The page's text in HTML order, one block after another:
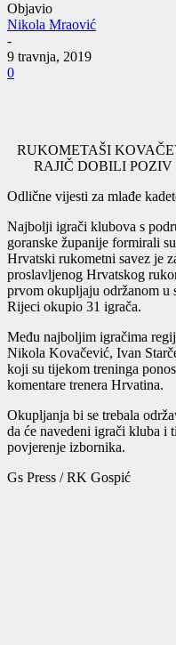
Objavio
Nikola Mraović
-
9 travnja, 2019
0
RUKOMETAŠI
RAJIČ DOBILI
Odlične vijesti za mlađe
Najbolji igrači klubova s
goranske županije formirali
Hrvatski rukometni savez je
proslavljenog Hrvatskog
prvom okupljaju održanom u
Rijeci okupio 31 igrača.
Među najboljim igračima
Nikola Kovačević, Ivan
koji su tijekom treninga
komentare trenera Hrvatina.
Okupljanja bi se trebala
da će navedeni igrači kluba i
povjerenje izbornika.
Gs Press / RK Gospić